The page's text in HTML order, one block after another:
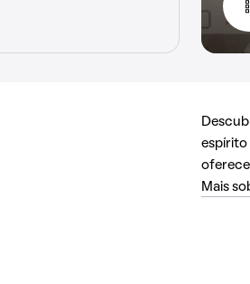
espírito
oferece
Mais